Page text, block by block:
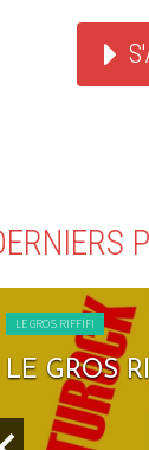
LE GROS RIFFIFI
LE GROS